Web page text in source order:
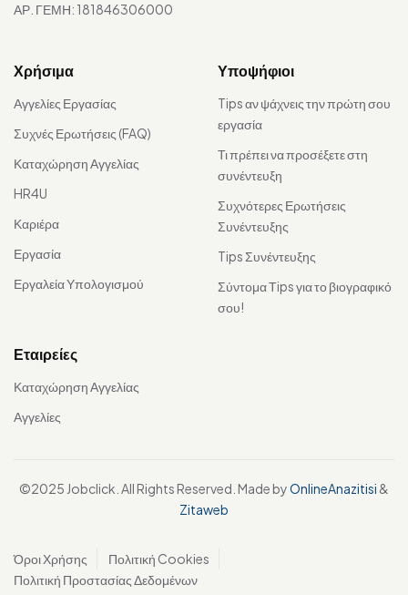
ΑΡ. ΓΕΜΗ: 181846306000
Χρήσιμα
Αγγελίες Εργασίας
Συχνές Ερωτήσεις (FAQ)
Καταχώρηση Αγγελίας
HR4U
Καριέρα
Εργασία
Εργαλεία Υπολογισμού
Υποψήφιοι
Tips αν ψάχνεις την πρώτη σου
εργασία
Τι πρέπει να προσέξετε στη
συνέντευξη
Συχνότερες Ερωτήσεις
Συνέντευξης
Tips Συνέντευξης
Σύντομα Τips για το βιογραφικό
σου!
Εταιρείες
Καταχώρηση Αγγελίας
Αγγελίες
©2025 Jobclick. All Rights Reserved. Made byOnlineAnazitisi &
Zitaweb
Όροι Χρήσης
Πολιτική Cookies
Πολιτική Προστασίας Δεδομένων